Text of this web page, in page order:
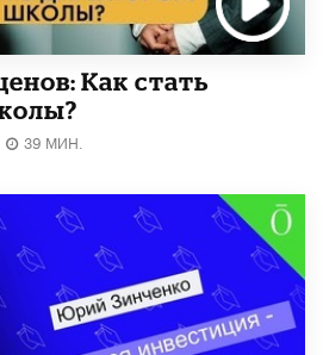
Как стать
39 МИН.